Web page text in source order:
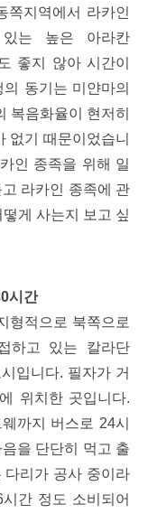
쪽지역에서 라카인
는 높은 아라칸
좋지 않아 시간이
의 동기는 미얀마의
복음화율이 현저히
없기 때문이었습니
인 종족을 위해 일
라카인 종족에 관
게 사는지 보고 싶
시간
형적으로 북쪽으로
하고 있는 칼라단
입니다. 필자가 거
위치한 곳입니다.
까지 버스로 24시
을 단단히 먹고 출
다리가 공사 중이라
간 정도 소비되어